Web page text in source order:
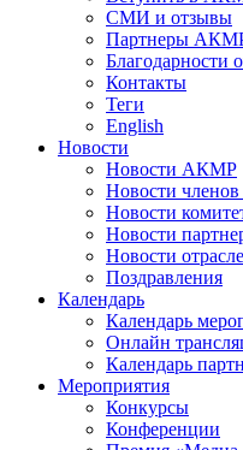
СМИ и отзывы
Партнеры
Благодарности
Контакты
Теги
English
Новости
Новости АКМР
Новости
Новости
Новости
Новости
Поздравления
Календарь
Календарь
Онлайн
Календарь
Мероприятия
Конкурсы
Конференции